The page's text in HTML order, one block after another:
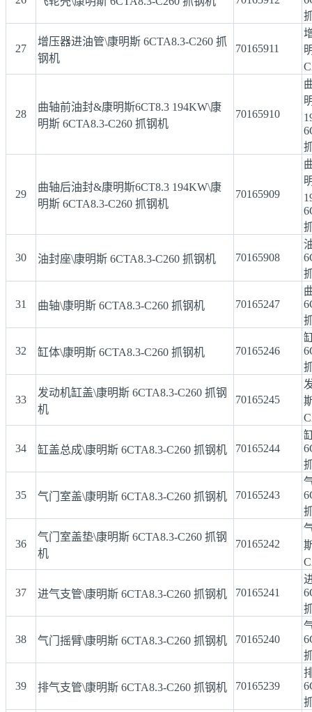
27
增压器进油管\康明斯 6CTA8.3-C260 抓
钢机
70165911
28
曲轴前油封&康明斯6CT8.3 194KW\康
明斯 6CTA8.3-C260 抓钢机
70165910
29
曲轴后油封&康明斯6CT8.3 194KW\康
明斯 6CTA8.3-C260 抓钢机
70165909
30 油封座\康明斯 6CTA8.3-C260 抓钢机 70165908
31 曲轴\康明斯 6CTA8.3-C260 抓钢机 70165247
32 缸体\康明斯 6CTA8.3-C260 抓钢机 70165246
33
发动机缸盖\康明斯 6CTA8.3-C260 抓钢
机
70165245
34 缸盖总成\康明斯 6CTA8.3-C260 抓钢机 70165244
35 气门室盖\康明斯 6CTA8.3-C260 抓钢机 70165243
36
气门室盖垫\康明斯 6CTA8.3-C260 抓钢
机
70165242
37 进气支管\康明斯 6CTA8.3-C260 抓钢机 70165241
38 气门摇臂\康明斯 6CTA8.3-C260 抓钢机 70165240
39 排气支管\康明斯 6CTA8.3-C260 抓钢机 70165239